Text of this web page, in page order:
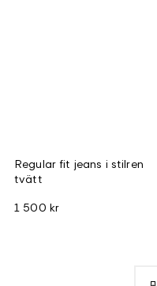
Regular fit jeans i stilren
tvätt
1 500 kr